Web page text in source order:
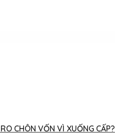
CHÔN VỐN VÌ XUỐNG CẤP?